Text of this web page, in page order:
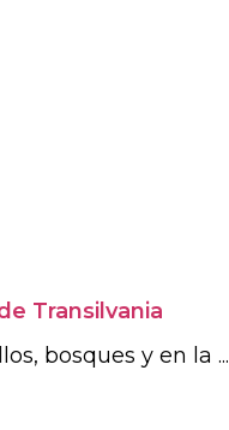
Transilvania
bosques y en la ...